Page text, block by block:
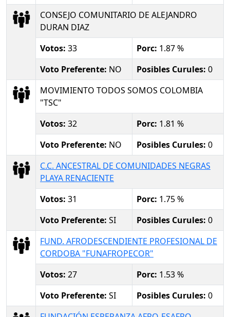
CONSEJO COMUNITARIO DE ALEJANDRO
DURAN DIAZ
Votos: 33 Porc: 1.87 %
Voto Preferente: NO Posibles Curules: 0
MOVIMIENTO TODOS SOMOS COLOMBIA
"TSC"
Votos: 32 Porc: 1.81 %
Voto Preferente: NO Posibles Curules: 0
C.C. ANCESTRAL DE COMUNIDADES NEGRAS
PLAYA RENACIENTE
Votos: 31 Porc: 1.75 %
Voto Preferente: SI Posibles Curules: 0
FUND. AFRODESCENDIENTE PROFESIONAL DE
CORDOBA "FUNAFROPECOR"
Votos: 27 Porc: 1.53 %
Voto Preferente: SI Posibles Curules: 0